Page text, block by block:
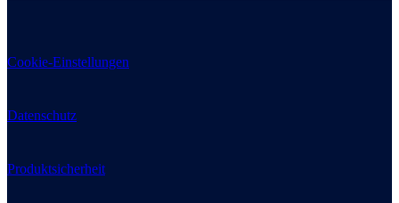
Cookie-Einstellungen
Datenschutz
Produktsicherheit